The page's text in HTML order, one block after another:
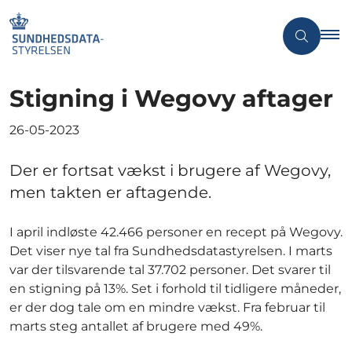
Stigning i Wegovy aftager
26-05-2023
Der er fortsat vækst i brugere af Wegovy,
men takten er aftagende.
I april indløste 42.466 personer en recept på Wegovy.
Det viser nye tal fra Sundhedsdatastyrelsen. I marts
var der tilsvarende tal 37.702 personer. Det svarer til
en stigning på 13%. Set i forhold til tidligere måneder,
er der dog tale om en mindre vækst. Fra februar til
marts steg antallet af brugere med 49%.